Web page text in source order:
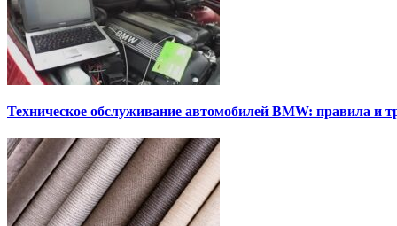
Техническое обслуживание автомобилей BMW: правила и